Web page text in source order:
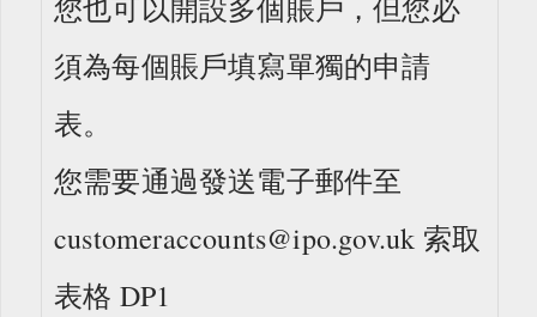
您也可以開設多個賬戶，但您必
須為每個賬戶填寫單獨的申請
表。
您需要通過發送電子郵件至
customeraccounts@ipo.gov.uk 索取
表格 DP1